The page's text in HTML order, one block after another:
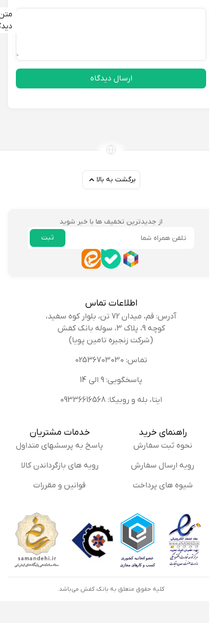
متن
دیدگاه
ارسال دیدگاه
برگشت به بالا
از جدیدترین تخفیف ها با خبر شوید
اطلاعات تماس
آدرس: قم، میدان 72 تن، بلوار کوه سفید،
کوچه 9، پلاک 3، سوله بانک کفش
(شرکت زنجیره تامین پویا)
تماس: 02536703030
پاسخگویی: 9 الی 14
ایتا، بله و روبیکا: 09336616568
راهنمای خرید
نحوه ثبت سفارش
رویه ارسال سفارش
شیوه های پرداخت
خدمات مشتریان
پاسخ به پرسشهای متداول
رویه های بازگرداندن کالا
قوانین و مقررات
کلیه حقوق متعلق به بانک کفش می‌باشد.